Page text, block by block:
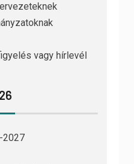
vagy hírlevél
2027